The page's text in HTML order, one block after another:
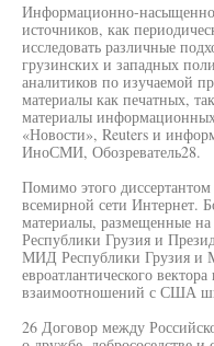
Информационно-
источников, как
исследовать различные
грузинских и западных
аналитиков по изучаемой
материалы как печатных,
материалы
«Новости», Reuters и
ИноСМИ, Обозреватель28.
Помимо этого
всемирной сети Интернет.
материалы, размещенные
Республики Грузия и
МИД Республики Грузия
евроатлантического
взаимоотношений с США
26 Договор между